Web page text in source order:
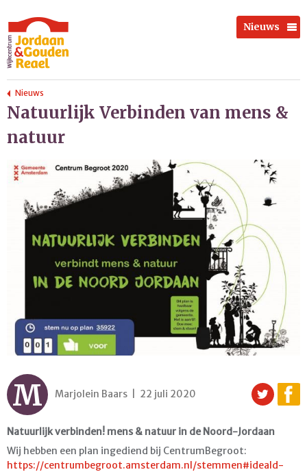
Nieuws
Nieuws
Natuurlijk Verbinden van mens &
natuur
M Marjolein Baars | 22 juli 2020
Natuurlijk verbinden! mens & natuur in de Noord-Jordaan
Wij hebben een plan ingediend bij CentrumBegroot:
https://centrumbegroot.amsterdam.nl/stemmen#ideaId-